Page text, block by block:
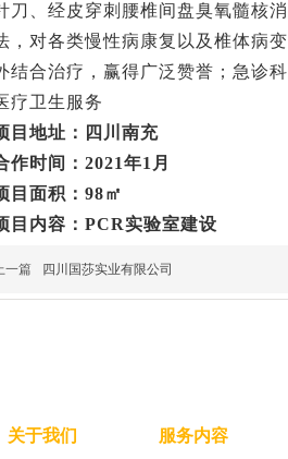
刀、经皮穿刺腰椎间盘臭氧髓核
，对各类慢性病康复以及椎体病
结合治疗，赢得广泛赞誉；急诊
疗卫生服务
目地址：四川南充
作时间：2021年1月
目面积：98㎡
目内容：PCR实验室建设
一篇 四川国莎实业有限公司
服务内容
关于我们